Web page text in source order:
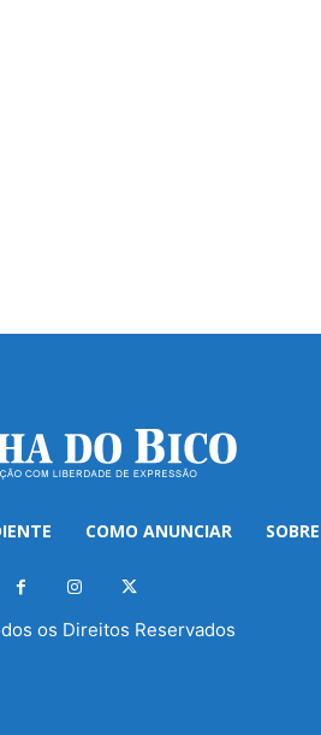
COMO ANUNCIAR SOBRE
os Direitos Reservados